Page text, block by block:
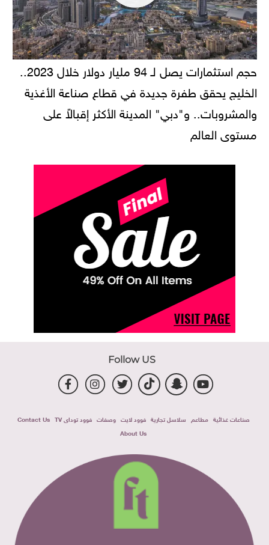
حجم استثمارات يصل لـ 94 مليار دولار خلال 2023..
الخليج يحقق طفرة جديدة في قطاع صناعة الأغذية
والمشروبات.. و"دبي" المدينة الأكثر إقبالاً على
مستوى العالم
Follow US
صناعات غذائية مطاعم سلاسل تجارية فوود لايت وصفات فوود توداى TV
Contact Us
About Us